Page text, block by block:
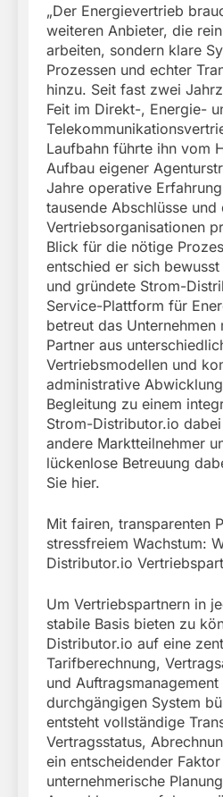
„Der Energievertrieb
weiteren Anbieter, die
arbeiten, sondern klare
Prozessen und echter
hinzu. Seit fast zwei
Feit im Direkt-, Energie-
Laufbahn führte ihn vom
Aufbau eigener
Jahre operative
tausende Abschlüsse
Vertriebsorganisationen
Blick für die nötige
entschied er sich
und gründete Strom-
Service-Plattform für
betreut das Unternehmen
Partner aus
Vertriebsmodellen und
administrative
Begleitung zu einem
Strom-Distributor.io
andere Marktteilnehmer
lückenlose Betreuung
Sie hier.
Mit fairen, transparenten
stressfreiem Wachstum:
Distributor.io
Um Vertriebspartnern in
stabile Basis bieten zu
Distributor.io auf eine
Tarifberechnung,
und Auftragsmanagement
durchgängigen System
entsteht vollständige
Vertragsstatus,
ein entscheidender
unternehmerische